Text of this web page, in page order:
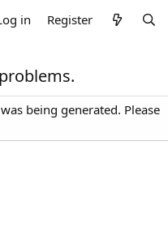
in Register
being generated. Please